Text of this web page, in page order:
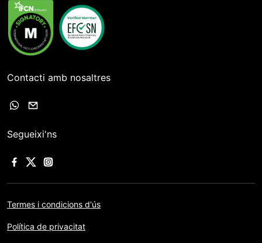
Contacti amb nosaltres
Segueixi'ns
Termes i condicions d'ús
Política de privacitat